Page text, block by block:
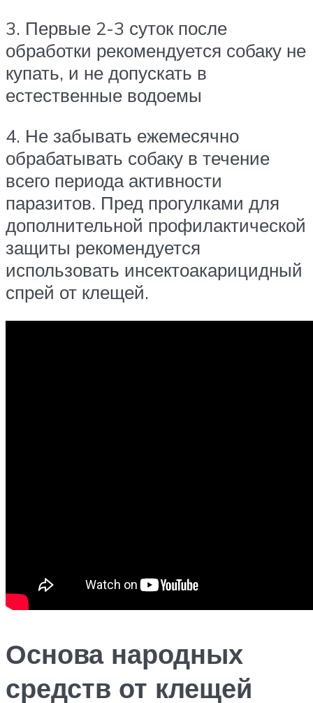
3. Первые 2-3 суток после
обработки рекомендуется собаку не
купать, и не допускать в
естественные водоемы
4. Не забывать ежемесячно
обрабатывать собаку в течение
всего периода активности
паразитов. Пред прогулками для
дополнительной профилактической
защиты рекомендуется
использовать инсектоакарицидный
спрей от клещей.
Основа народных
средств от клещей